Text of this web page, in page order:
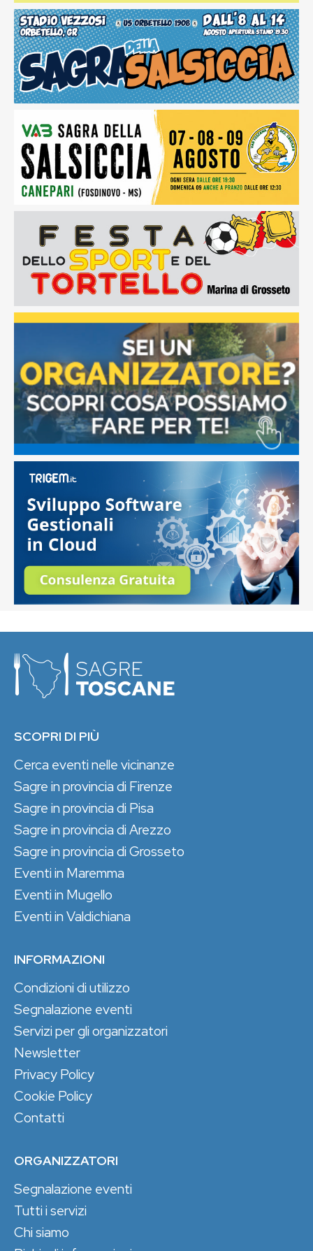
SCOPRI DI PIÙ
Cerca eventi nelle vicinanze
Sagre in provincia di Firenze
Sagre in provincia di Pisa
Sagre in provincia di Arezzo
Sagre in provincia di Grosseto
Eventi in Maremma
Eventi in Mugello
Eventi in Valdichiana
INFORMAZIONI
Condizioni di utilizzo
Segnalazione eventi
Servizi per gli organizzatori
Newsletter
Privacy Policy
Cookie Policy
Contatti
ORGANIZZATORI
Segnalazione eventi
Tutti i servizi
Chi siamo